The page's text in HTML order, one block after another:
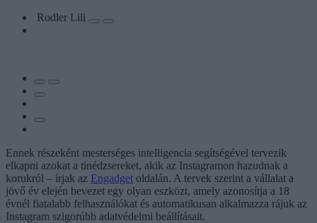
Rodler Lili
Ennek részeként mesterséges intelligencia segítségével tervezik
elkapni azokat a tinédzsereket, akik az Instagramon hazudnak a
korukról – írjak az Engadget oldalán. A tervek szerint a vállalat a
jövő év elején bevezet egy olyan eszközt, amely azonosítja a 18
évnél fiatalabb felhasználókat és automatikusan alkalmazza rájuk az
Instagram szigorúbb adatvédelmi beállításait.